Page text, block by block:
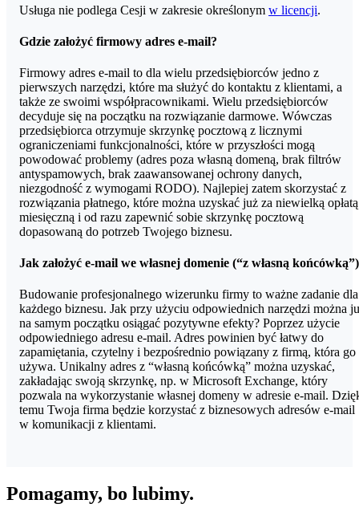
Skrzynki udostępnione nie wymagają dodatkowej subskrypcji,
są one dostępne tylko dla licencjonowanych użytkowników,
do skrzynki pocztowej, wysyłanie jako inny użytkownik lub
wysyłanie w imieniu innego użytkownika).
Udostępnione skrzynki pocztowe nie oferują funkcji archiwum
osobistego ani archiwizacji. Jeśli te funkcje są potrzebne dla tego
typu skrzynki należy zakupić i przypisać do niej licencję. Nie ma
ograniczenia liczby udostępnionych skrzynek pocztowych, ale ich
rozmiar jest ograniczony do 50 GB. Jeśli potrzebujesz
skrzynki pocztowej większej niż 50 GB, należy do niej przypisać
licencję Exchange Online — plan 2.
Usługa nie podlega Cesji w zakresie określonym w licencji.
Gdzie założyć firmowy adres e-mail?
Firmowy adres e-mail to dla wielu przedsiębiorców jedno z
pierwszych narzędzi, które ma służyć do kontaktu z klientami, a
także ze swoimi współpracownikami. Wielu przedsiębiorców
decyduje się na początku na rozwiązanie darmowe. Wówczas
przedsiębiorca otrzymuje skrzynkę pocztową z licznymi
ograniczeniami funkcjonalności, które w przyszłości mogą
powodować problemy (adres poza własną domeną, brak filtrów
antyspamowych, brak zaawansowanej ochrony danych,
niezgodność z wymogami RODO). Najlepiej zatem skorzystać z
rozwiązania płatnego, które można uzyskać już za niewielką opłatą
miesięczną i od razu zapewnić sobie skrzynkę pocztową
dopasowaną do potrzeb Twojego biznesu.
Jak założyć e-mail we własnej domenie (“z własną
Budowanie profesjonalnego wizerunku firmy to ważne zadanie dla
każdego biznesu. Jak przy użyciu odpowiednich narzędzi można
na samym początku osiągać pozytywne efekty? Poprzez użycie
odpowiedniego adresu e-mail. Adres powinien być łatwy do
zapamiętania, czytelny i bezpośrednio powiązany z firmą, która go
używa. Unikalny adres z “własną końcówką” można uzyskać,
zakładając swoją skrzynkę, np. w Microsoft Exchange, który
pozwala na wykorzystanie własnej domeny w adresie e-mail.
temu Twoja firma będzie korzystać z biznesowych adresów e-mail
w komunikacji z klientami.
Pomagamy, bo lubimy.